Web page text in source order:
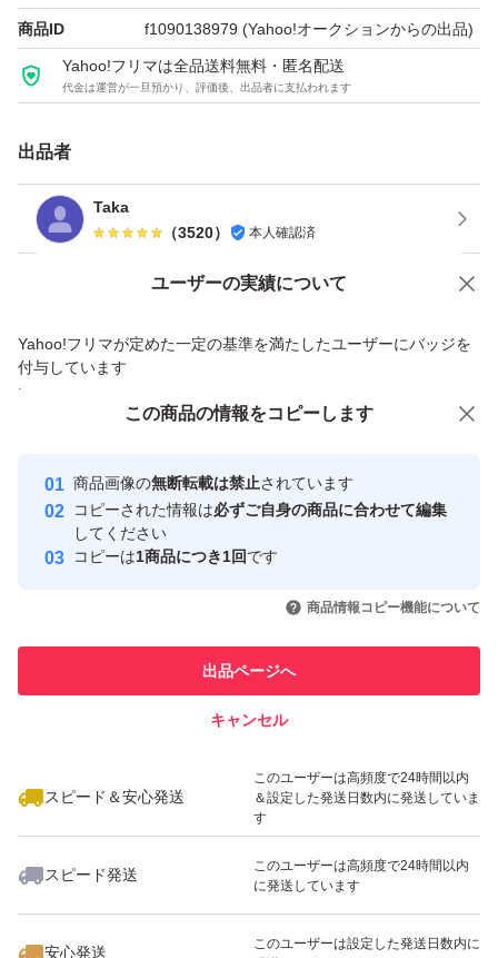
商品ID f1090138979 (Yahoo!オークションからの出品)
Yahoo!フリマは全品送料無料・匿名配送
代金は運営が一旦預かり、評価後、出品者に支払われます
出品者
Taka
（3520） 本人確認済
ユーザーの実績について
Yahoo!フリマが定めた一定の基準を満たしたユーザーにバッジを
付与しています
安心取引出品者
取引実績
取引実績◯+
このユーザーはYahoo!フリマの取
引を完了させた実績があります
での取引実績があります
スピード&安心発送
※このバッジは実績に基づく表示であり、発送を保証しているものではあり
スピード＆安心発送
このユーザーは高頻度で24時間以内
＆設定した発送日数内に発送していま
す
スピード発送
このユーザーは高頻度で24時間以内
に発送しています
安心発送
このユーザーは設定した発送日数内に
Yahoo!オークションで出品した商品のため一部機能は利用できません
商品への質問からの値下げ交渉、不適切なカテゴリ変更依頼は禁止です
この商品の情報をコピーします
商品画像の無断転載は禁止されています
コピーされた情報は必ずご自身の商品に合わせて編集
してください
コピーは1商品につき1回です
商品情報コピー機能について
出品ページへ
キャンセル
この商品をみている人にオススメ